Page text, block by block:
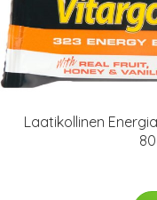
Laatikollinen